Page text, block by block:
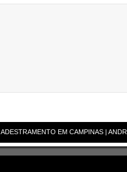
ADESTRAMENTO EM CAMPINAS |